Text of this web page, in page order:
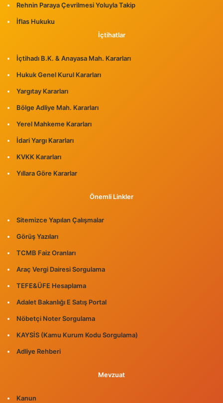
Rehnin Paraya Çevrilmesi Yoluyla Takip
İflas Hukuku
İçtihatlar
İçtihadı B.K. & Anayasa Mah. Kararları
Hukuk Genel Kurul Kararları
Yargıtay Kararları
Bölge Adliye Mah. Kararları
Yerel Mahkeme Kararları
İdari Yargı Kararları
KVKK Kararları
Yıllara Göre Kararlar
Önemli Linkler
Sitemizce Yapılan Çalışmalar
Görüş Yazıları
TCMB Faiz Oranları
Araç Vergi Dairesi Sorgulama
TEFE&ÜFE Hesaplama
Adalet Bakanlığı E Satış Portal
Nöbetçi Noter Sorgulama
KAYSİS (Kamu Kurum Kodu Sorgulama)
Adliye Rehberi
Mevzuat
Kanun